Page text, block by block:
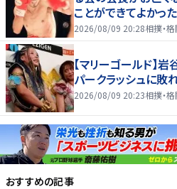
ことができてよかっ
2026/08/09 20:28相撲・
【マリーゴールド】
パークラッシュに敗
2026/08/09 20:23相撲・
おすすめの記事